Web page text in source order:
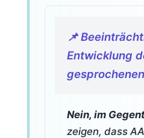
📌
Entwicklung
Nein, im
zeigen, dass